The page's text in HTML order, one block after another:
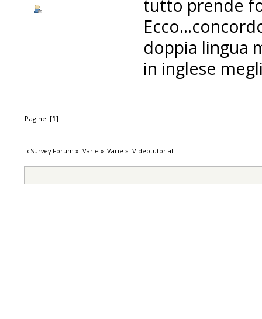
tutto prende
doppia lingua
in inglese
Pagine: [1]
cSurvey Forum » Varie » Varie » Videotutorial